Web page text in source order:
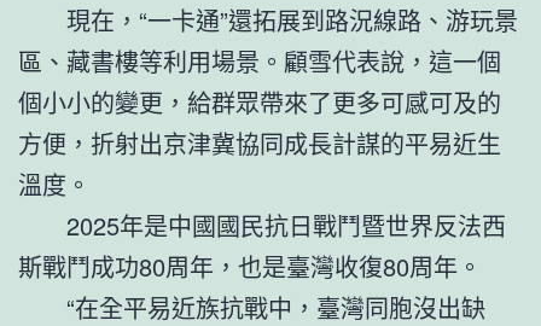
現在，“一卡通”還拓展到路況線路、游玩景
區、藏書樓等利用場景。顧雪代表說，這一個
個小小的變更，給群眾帶來了更多可感可及的
方便，折射出京津冀協同成長計謀的平易近生
溫度。
2025年是中國國民抗日戰鬥暨世界反法西
斯戰鬥成功80周年，也是臺灣收復80周年。
“在全平易近族抗戰中，臺灣同胞沒出缺